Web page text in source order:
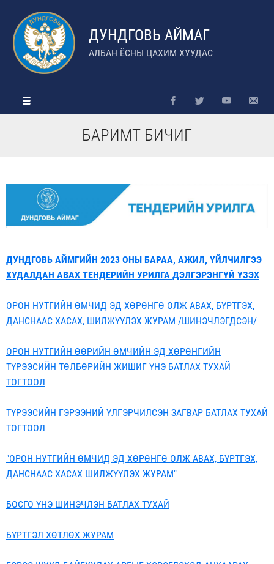
ДУНДГОВЬ АЙМАГ
АЛБАН ЁСНЫ ЦАХИМ ХУУДАС
БАРИМТ БИЧИГ
ДУНДГОВЬ АЙМГИЙН 2023 ОНЫ БАРАА, АЖИЛ, ҮЙЛЧИЛГЭЭ
ХУДАЛДАН АВАХ ТЕНДЕРИЙН УРИЛГА ДЭЛГЭРЭНГҮЙ ҮЗЭХ
ОРОН НУТГИЙН ӨМЧИД ЭД ХӨРӨНГӨ ОЛЖ АВАХ, БҮРТГЭХ,
ДАНСНААС ХАСАХ, ШИЛЖҮҮЛЭХ ЖУРАМ /ШИНЭЧЛЭГДСЭН/
ОРОН НУТГИЙН ӨӨРИЙН ӨМЧИЙН ЭД ХӨРӨНГИЙН
ТҮРЭЭСИЙН ТӨЛБӨРИЙН ЖИШИГ ҮНЭ БАТЛАХ ТУХАЙ
ТОГТООЛ
ТҮРЭЭСИЙН ГЭРЭЭНИЙ ҮЛГЭРЧИЛСЭН ЗАГВАР БАТЛАХ ТУХАЙ
ТОГТООЛ
"ОРОН НУТГИЙН ӨМЧИД ЭД ХӨРӨНГӨ ОЛЖ АВАХ, БҮРТГЭХ,
ДАНСНААС ХАСАХ ШИЛЖҮҮЛЭХ ЖУРАМ"
БОСГО ҮНЭ ШИНЭЧЛЭН БАТЛАХ ТУХАЙ
БҮРТГЭЛ ХӨТЛӨХ ЖУРАМ